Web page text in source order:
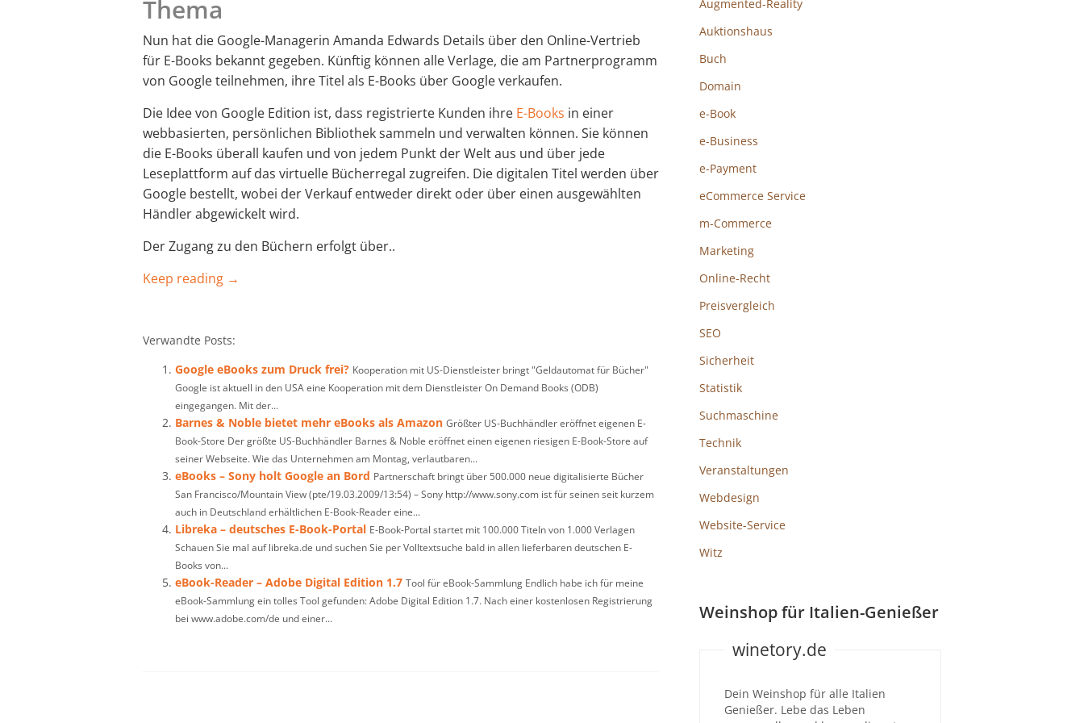
Thema
Nun hat die Google-Managerin Amanda Edwards Details über den Online-Vertrieb
für E-Books bekannt gegeben. Künftig können alle Verlage, die am Partnerprogramm
von Google teilnehmen, ihre Titel als E-Books über Google verkaufen.
Die Idee von Google Edition ist, dass registrierte Kunden ihre E-Books in einer
webbasierten, persönlichen Bibliothek sammeln und verwalten können. Sie können
die E-Books überall kaufen und von jedem Punkt der Welt aus und über jede
Leseplattform auf das virtuelle Bücherregal zugreifen. Die digitalen Titel werden über
Google bestellt, wobei der Verkauf entweder direkt oder über einen ausgewählten
Händler abgewickelt wird.
Der Zugang zu den Büchern erfolgt über..
Keep reading →
Verwandte Posts:
Google eBooks zum Druck frei? Kooperation mit US-Dienstleister bringt "Geldautomat für Bücher"
Google ist aktuell in den USA eine Kooperation mit dem Dienstleister On Demand Books (ODB)
eingegangen. Mit der...
Barnes & Noble bietet mehr eBooks als Amazon Größter US-Buchhändler eröffnet eigenen E-
Book-Store Der größte US-Buchhändler Barnes & Noble eröffnet einen eigenen riesigen E-Book-Store auf
seiner Webseite. Wie das Unternehmen am Montag, verlautbaren...
eBooks – Sony holt Google an Bord Partnerschaft bringt über 500.000 neue digitalisierte Bücher
San Francisco/Mountain View (pte/19.03.2009/13:54) – Sony http://www.sony.com ist für seinen seit kurzem
auch in Deutschland erhältlichen E-Book-Reader eine...
Libreka – deutsches E-Book-Portal E-Book-Portal startet mit 100.000 Titeln von 1.000 Verlagen
Schauen Sie mal auf libreka.de und suchen Sie per Volltextsuche bald in allen lieferbaren deutschen E-
Books von...
eBook-Reader – Adobe Digital Edition 1.7 Tool für eBook-Sammlung Endlich habe ich für meine
eBook-Sammlung ein tolles Tool gefunden: Adobe Digital Edition 1.7. Nach einer kostenlosen Registrierung
bei www.adobe.com/de und einer...
Augmented-Reality
Auktionshaus
Buch
Domain
e-Book
e-Business
e-Payment
eCommerce Service
m-Commerce
Marketing
Online-Recht
Preisvergleich
SEO
Sicherheit
Statistik
Suchmaschine
Technik
Veranstaltungen
Webdesign
Website-Service
Witz
Weinshop für Italien-Genießer
winetory.de
Dein Weinshop für alle Italien
Genießer. Lebe das Leben